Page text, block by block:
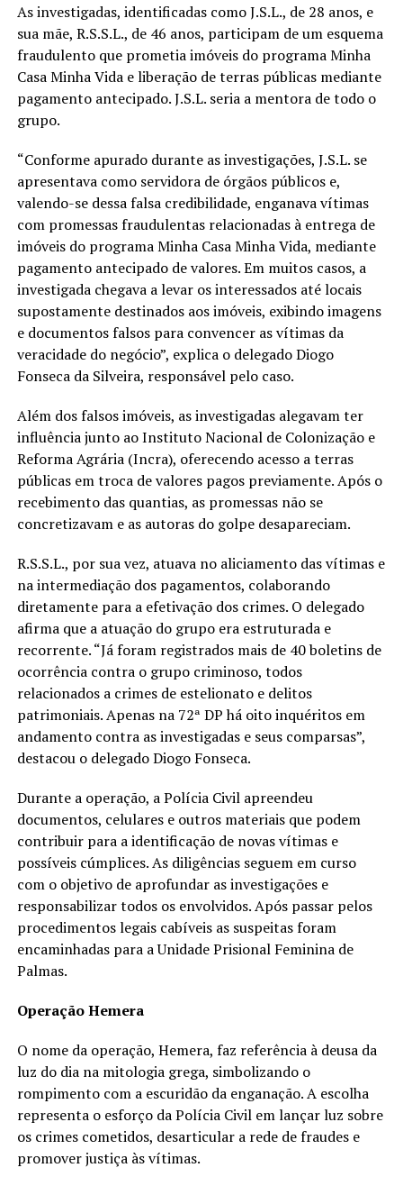
As investigadas, identificadas como J.S.L., de 28 anos, e
sua mãe, R.S.S.L., de 46 anos, participam de um esquema
fraudulento que prometia imóveis do programa Minha
Casa Minha Vida e liberação de terras públicas mediante
pagamento antecipado. J.S.L. seria a mentora de todo o
grupo.
“Conforme apurado durante as investigações, J.S.L. se
apresentava como servidora de órgãos públicos e,
valendo-se dessa falsa credibilidade, enganava vítimas
com promessas fraudulentas relacionadas à entrega de
imóveis do programa Minha Casa Minha Vida, mediante
pagamento antecipado de valores. Em muitos casos, a
investigada chegava a levar os interessados até locais
supostamente destinados aos imóveis, exibindo imagens
e documentos falsos para convencer as vítimas da
veracidade do negócio”, explica o delegado Diogo
Fonseca da Silveira, responsável pelo caso.
Além dos falsos imóveis, as investigadas alegavam ter
influência junto ao Instituto Nacional de Colonização e
Reforma Agrária (Incra), oferecendo acesso a terras
públicas em troca de valores pagos previamente. Após o
recebimento das quantias, as promessas não se
concretizavam e as autoras do golpe desapareciam.
R.S.S.L., por sua vez, atuava no aliciamento das vítimas e
na intermediação dos pagamentos, colaborando
diretamente para a efetivação dos crimes. O delegado
afirma que a atuação do grupo era estruturada e
recorrente. “Já foram registrados mais de 40 boletins de
ocorrência contra o grupo criminoso, todos
relacionados a crimes de estelionato e delitos
patrimoniais. Apenas na 72ª DP há oito inquéritos em
andamento contra as investigadas e seus comparsas”,
destacou o delegado Diogo Fonseca.
Durante a operação, a Polícia Civil apreendeu
documentos, celulares e outros materiais que podem
contribuir para a identificação de novas vítimas e
possíveis cúmplices. As diligências seguem em curso
com o objetivo de aprofundar as investigações e
responsabilizar todos os envolvidos. Após passar pelos
procedimentos legais cabíveis as suspeitas foram
encaminhadas para a Unidade Prisional Feminina de
Palmas.
Operação Hemera
O nome da operação, Hemera, faz referência à deusa da
luz do dia na mitologia grega, simbolizando o
rompimento com a escuridão da enganação. A escolha
representa o esforço da Polícia Civil em lançar luz sobre
os crimes cometidos, desarticular a rede de fraudes e
promover justiça às vítimas.